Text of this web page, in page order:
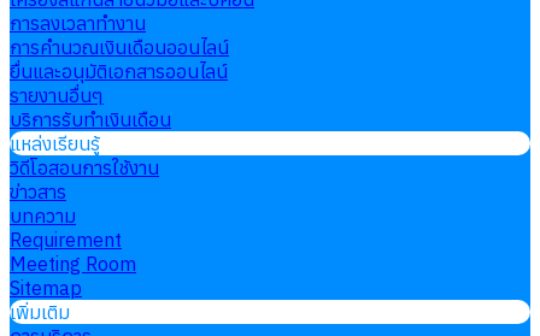
การลงเวลาทำงาน
การคำนวณเงินเดือนออนไลน์
ยื่นและอนุมัติเอกสารออนไลน์
รายงานอื่นๆ
บริการรับทำเงินเดือน
แหล่งเรียนรู้
วิดีโอสอนการใช้งาน
ข่าวสาร
บทความ
Requirement
Meeting Room
Sitemap
เพิ่มเติม